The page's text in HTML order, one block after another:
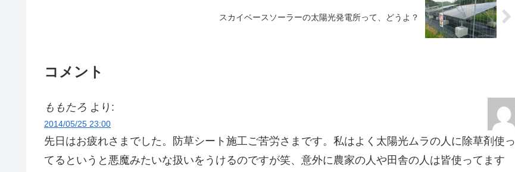
スカイベースソーラーの太陽光発電所って、どうよ？
コメント
ももたろ より:
2014/05/25 23:00
先日はお疲れさまでした。防草シート施工ご苦労さまです。私はよく太陽光ムラの人に除草剤使っ
てるというと悪魔みたいな扱いをうけるのですが笑、意外に農家の人や田舎の人は皆使ってます